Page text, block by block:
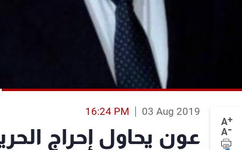
A+
A-
03 Aug 2019
16:24 PM
عون يحاول إحراج